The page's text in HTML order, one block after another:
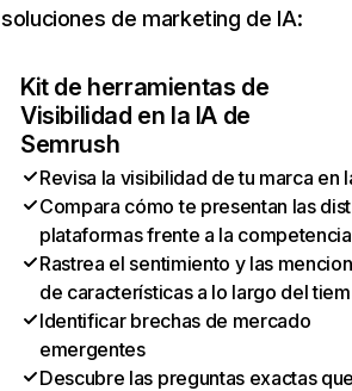
soluciones de marketing de IA:
Kit de herramientas de
Visibilidad en la IA de
Semrush
Revisa la visibilidad de tu marca en
Compara cómo te presentan las
plataformas frente a la competencia
Rastrea el sentimiento y las
de características a lo largo del
Identificar brechas de mercado
emergentes
Descubre las preguntas exactas